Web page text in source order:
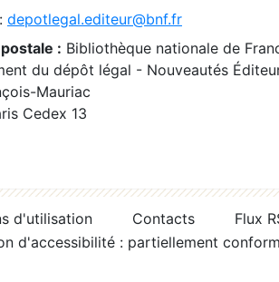
: depotlegal.editeur@bnf.fr
: Bibliothèque nationale de
du dépôt légal - Nouveautés
Mauriac
Cedex 13
d'utilisation Contacts
Flux
d'accessibilité : partiellement